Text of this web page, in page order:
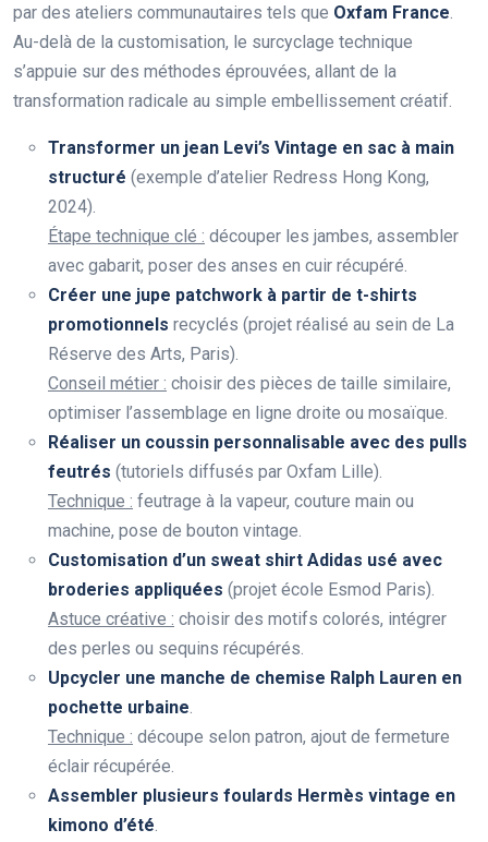
par des ateliers communautaires tels que Oxfam France
Au-delà de la customisation, le surcyclage technique
s’appuie sur des méthodes éprouvées, allant de la
transformation radicale au simple embellissement créatif.
Transformer un jean Levi’s Vintage en sac à main
structuré (exemple d’atelier Redress Hong Kong,
2024).
Étape technique clé : découper les jambes, assembler
avec gabarit, poser des anses en cuir récupéré.
Créer une jupe patchwork à partir de t-shirts
promotionnels recyclés (projet réalisé au sein de La
Réserve des Arts, Paris).
Conseil métier : choisir des pièces de taille similaire,
optimiser l’assemblage en ligne droite ou mosaïque.
Réaliser un coussin personnalisable avec des pulls
feutrés (tutoriels diffusés par Oxfam Lille).
Technique : feutrage à la vapeur, couture main ou
machine, pose de bouton vintage.
Customisation d’un sweat shirt Adidas usé avec
broderies appliquées (projet école Esmod Paris).
Astuce créative : choisir des motifs colorés, intégrer
des perles ou sequins récupérés.
Upcycler une manche de chemise Ralph Lauren en
pochette urbaine
Technique : découpe selon patron, ajout de fermeture
éclair récupérée.
Assembler plusieurs foulards Hermès vintage en
kimono d’été